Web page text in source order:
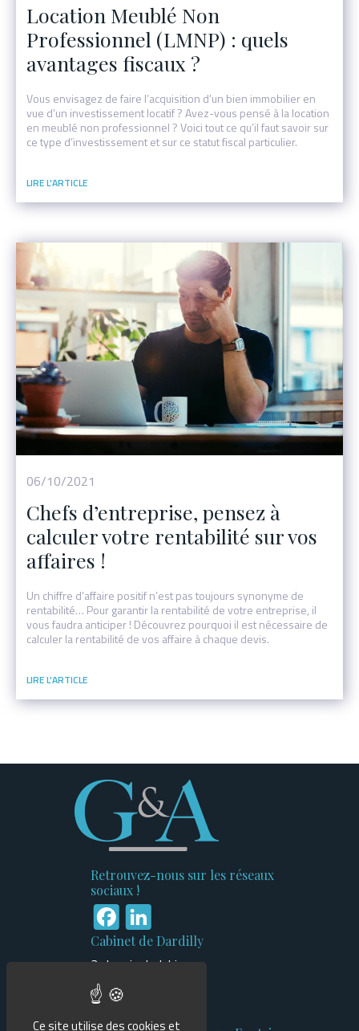
Location Meublé Non
Professionnel (LMNP) : quels
avantages fiscaux ?
Vous envisagez de faire l’acquisition d’un bien immobilier en
vue d’un investissement locatif ? Avez-vous pensé à la location
en meublé non professionnel ? Voici tout ce qu’il faut savoir sur
ce type d’investissement et sur ce statut fiscal particulier.
06/10/2021
Chefs d’entreprise, pensez à
calculer votre rentabilité sur vos
affaires !
Un chiffre d’affaire positif n’est pas toujours synonyme de
rentabilité… Pour garantir la rentabilité de votre entreprise, il
vous faudra anticiper ! Découvrez pourquoi il est nécessaire de
calculer la rentabilité de vos affaire à chaque devis.
Retrouvez-nous sur les réseaux
sociaux !
Facebook
LinkedIn
Cabinet de Dardilly
3 chemin du Jubin
Bâtiment n°1
69570 Dardilly
Ce site utilise des cookies et